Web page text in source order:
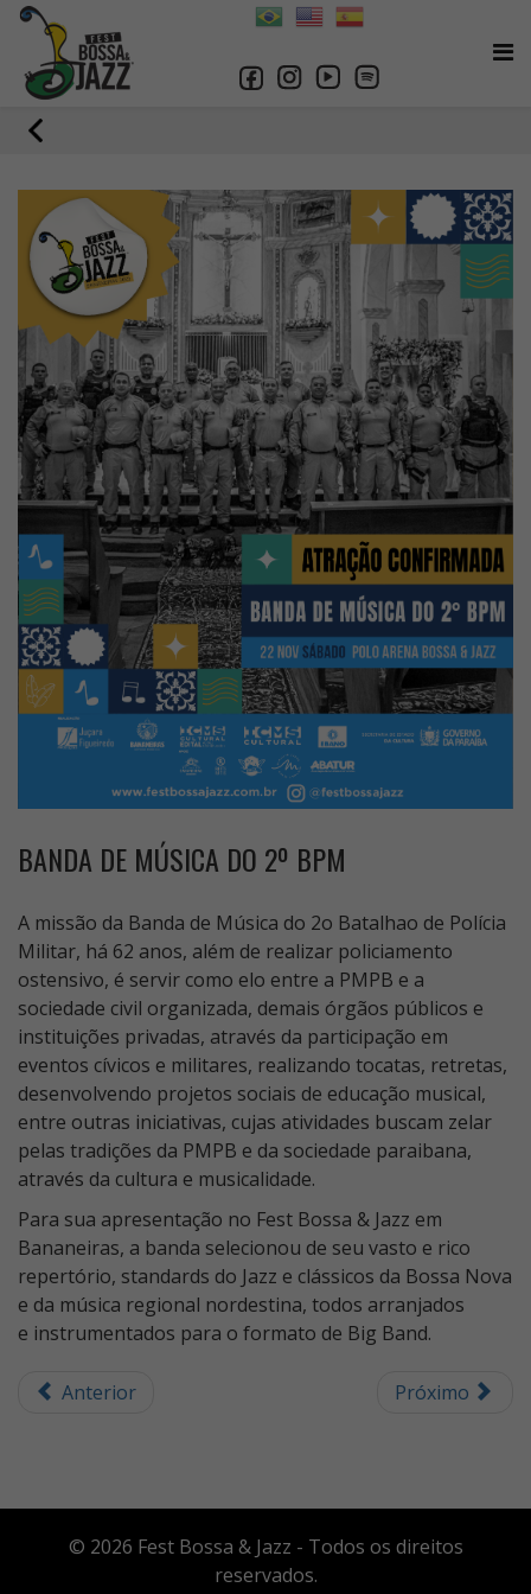
BANDA DE MÚSICA DO 2º BPM
A missão da Banda de Música do 2o Batalhao de Polícia
Militar, há 62 anos, além de realizar policiamento
ostensivo, é servir como elo entre a PMPB e a
sociedade civil organizada, demais órgãos públicos e
instituições privadas, através da participação em
eventos cívicos e militares, realizando tocatas, retretas,
desenvolvendo projetos sociais de educação musical,
entre outras iniciativas, cujas atividades buscam zelar
pelas tradições da PMPB e da sociedade paraibana,
através da cultura e musicalidade.
Para sua apresentação no Fest Bossa & Jazz em
Bananeiras, a banda selecionou de seu vasto e rico
repertório, standards do Jazz e clássicos da Bossa Nova
e da música regional nordestina, todos arranjados
e instrumentados para o formato de Big Band.
Anterior Próximo
© 2026 Fest Bossa & Jazz - Todos os direitos
reservados.